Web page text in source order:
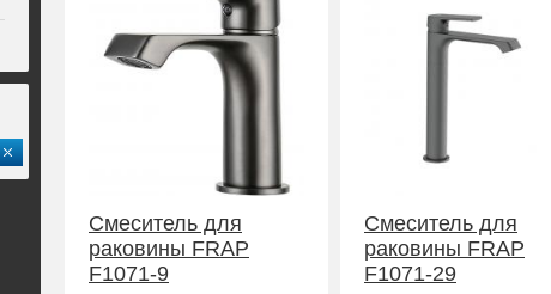
Смеситель для
раковины FRAP
F1071-9
Смеситель для
раковины FRAP
F1071-29